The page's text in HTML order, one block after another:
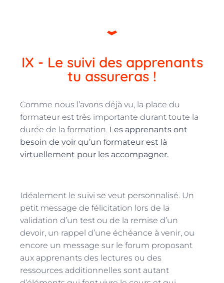
IX - Le suivi des apprenants
tu assureras !
Comme nous l’avons déjà vu, la place du
formateur est très importante durant toute la
durée de la formation. Les apprenants ont
besoin de voir qu’un formateur est là
virtuellement pour les accompagner.
Idéalement le suivi se veut personnalisé. Un
petit message de félicitation lors de la
validation d’un test ou de la remise d’un
devoir, un rappel d’une échéance à venir, ou
encore un message sur le forum proposant
aux apprenants des lectures ou des
ressources additionnelles sont autant